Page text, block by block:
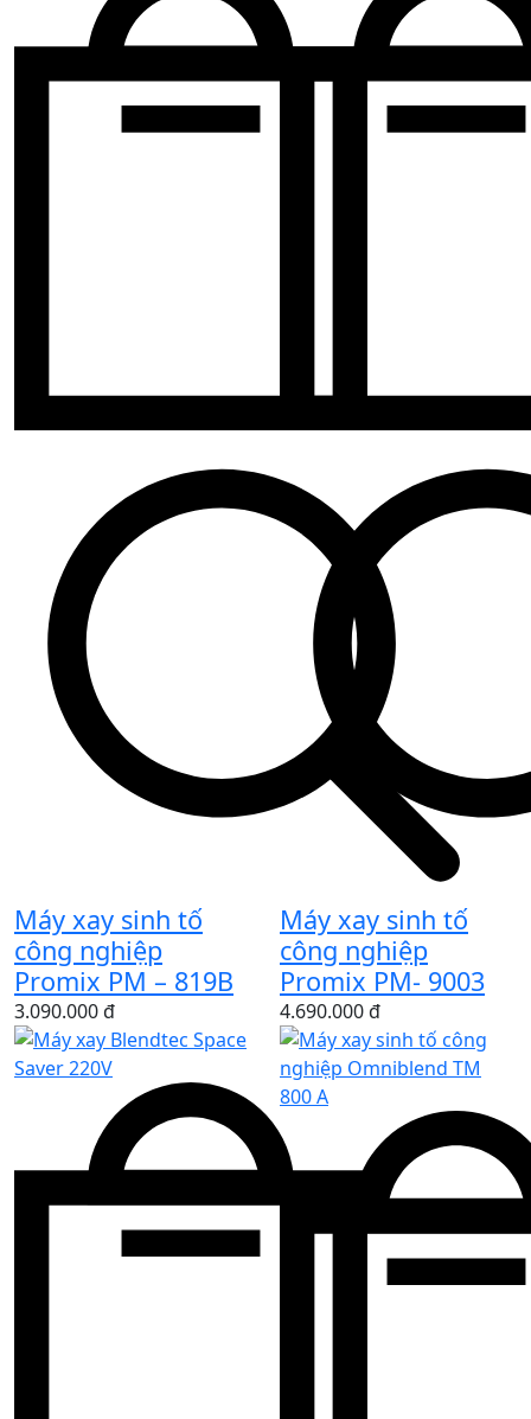
Máy xay sinh tố
công nghiệp
Promix PM – 819B
3.090.000 đ
Máy xay sinh tố
công nghiệp
Promix PM- 9003
4.690.000 đ